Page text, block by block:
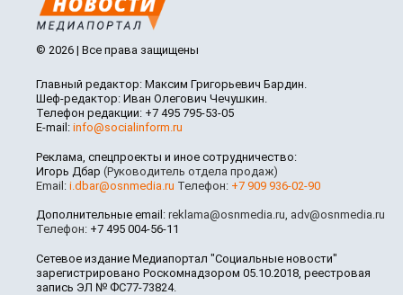
© 2026 | Все права защищены
Главный редактор: Максим Григорьевич Бардин.
Шеф-редактор: Иван Олегович Чечушкин.
Телефон редакции: +7 495 795-53-05
E-mail: info@socialinform.ru
Реклама, спецпроекты и иное сотрудничество:
Игорь Дбар (Руководитель отдела продаж)
Email: i.dbar@osnmedia.ru Телефон: +7 909 936-02-90
Дополнительные email: reklama@osnmedia.ru adv@osnmedia.ru
Телефон: +7 495 004-56-11
Сетевое издание Медиапортал "Социальные новости"
зарегистрировано Роскомнадзором 05.10.2018, реестровая
запись ЭЛ № ФС77-73824.